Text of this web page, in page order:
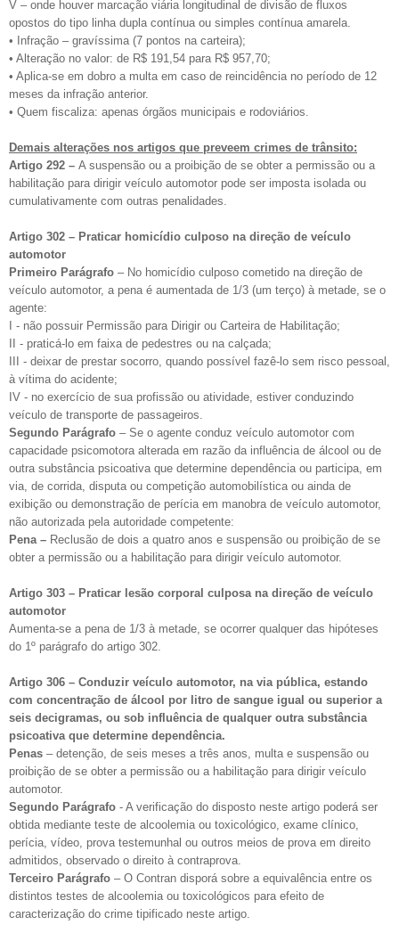
V – onde houver marcação viária longitudinal de divisão de fluxos
opostos do tipo linha dupla contínua ou simples contínua amarela.
• Infração – gravíssima (7 pontos na carteira);
• Alteração no valor: de R$ 191,54 para R$ 957,70;
• Aplica-se em dobro a multa em caso de reincidência no período de 12
meses da infração anterior.
• Quem fiscaliza: apenas órgãos municipais e rodoviários.
Demais alterações nos artigos que preveem crimes de trânsito:
Artigo 292 – A suspensão ou a proibição de se obter a permissão ou a
habilitação para dirigir veículo automotor pode ser imposta isolada ou
cumulativamente com outras penalidades.
Artigo 302 – Praticar homicídio culposo na direção de veículo
automotor
Primeiro Parágrafo – No homicídio culposo cometido na direção de
veículo automotor, a pena é aumentada de 1/3 (um terço) à metade, se o
agente:
I - não possuir Permissão para Dirigir ou Carteira de Habilitação;
II - praticá-lo em faixa de pedestres ou na calçada;
III - deixar de prestar socorro, quando possível fazê-lo sem risco pessoal,
à vítima do acidente;
IV - no exercício de sua profissão ou atividade, estiver conduzindo
veículo de transporte de passageiros.
Segundo Parágrafo – Se o agente conduz veículo automotor com
capacidade psicomotora alterada em razão da influência de álcool ou de
outra substância psicoativa que determine dependência ou participa, em
via, de corrida, disputa ou competição automobilística ou ainda de
exibição ou demonstração de perícia em manobra de veículo automotor,
não autorizada pela autoridade competente:
Pena – Reclusão de dois a quatro anos e suspensão ou proibição de se
obter a permissão ou a habilitação para dirigir veículo automotor.
Artigo 303 – Praticar lesão corporal culposa na direção de veículo
automotor
Aumenta-se a pena de 1/3 à metade, se ocorrer qualquer das hipóteses
do 1º parágrafo do artigo 302.
Artigo 306 – Conduzir veículo automotor, na via pública, estando
com concentração de álcool por litro de sangue igual ou superior a
seis decigramas, ou sob influência de qualquer outra substância
psicoativa que determine dependência.
Penas – detenção, de seis meses a três anos, multa e suspensão ou
proibição de se obter a permissão ou a habilitação para dirigir veículo
automotor.
Segundo Parágrafo - A verificação do disposto neste artigo poderá ser
obtida mediante teste de alcoolemia ou toxicológico, exame clínico,
perícia, vídeo, prova testemunhal ou outros meios de prova em direito
admitidos, observado o direito à contraprova.
Terceiro Parágrafo – O Contran disporá sobre a equivalência entre os
distintos testes de alcoolemia ou toxicológicos para efeito de
caracterização do crime tipificado neste artigo.